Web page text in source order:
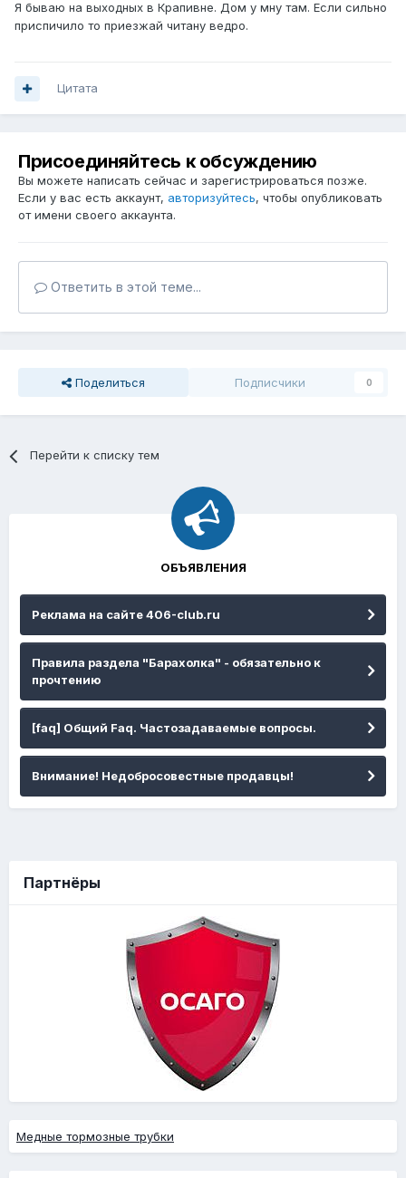
Я бываю на выходных в Крапивне. Дом у мну там. Если сильно
приспичило то приезжай читану ведро.
Цитата
Присоединяйтесь к обсуждению
Вы можете написать сейчас и зарегистрироваться позже.
Если у вас есть аккаунт, авторизуйтесь, чтобы опубликовать
от имени своего аккаунта.
Ответить в этой теме...
Поделиться Подписчики 0
Перейти к списку тем
ОБЪЯВЛЕНИЯ
Реклама на сайте 406-club.ru
Правила раздела "Барахолка" - обязательно к
прочтению
[faq] Общий Faq. Частозадаваемые вопросы.
Внимание! Недобросовестные продавцы!
Партнёры
Медные тормозные трубки